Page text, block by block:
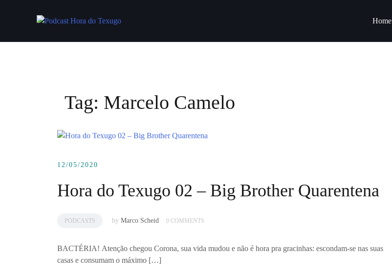
Home
Tag: Marcelo Camelo
12/05/2020
Hora do Texugo 02 – Big Brother Quarentena
PODCASTS by Marco Scheid 0 COMMENTS
BACTÉRIA! Atenção chegou Corona, sua vida mudou e não é hora pra gracinhas: escondam-se nas suas
casas e consumam o máximo […]